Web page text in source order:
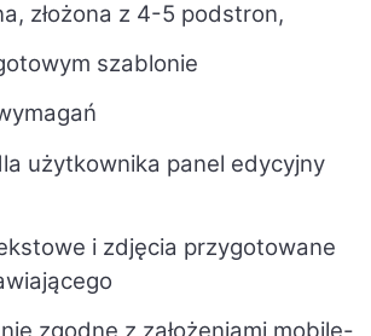
złożona z 4-5 podstron,
szablonie
użytkownika panel edycyjny
i zdjęcia przygotowane